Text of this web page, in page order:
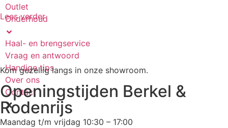
Outlet
Onderhoud
Haal- en brengservice
Vraag en antwoord
Handige tips
Over ons
Contact
Lees verder
Kom gezellig langs in onze showroom.
Openingstijden Berkel &
Rodenrijs
Maandag t/m vrijdag 10:30 – 17:00